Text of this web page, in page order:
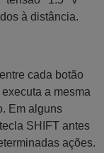
à distância.
cada botão
a mesma
Em alguns
SHIFT antes
ações.